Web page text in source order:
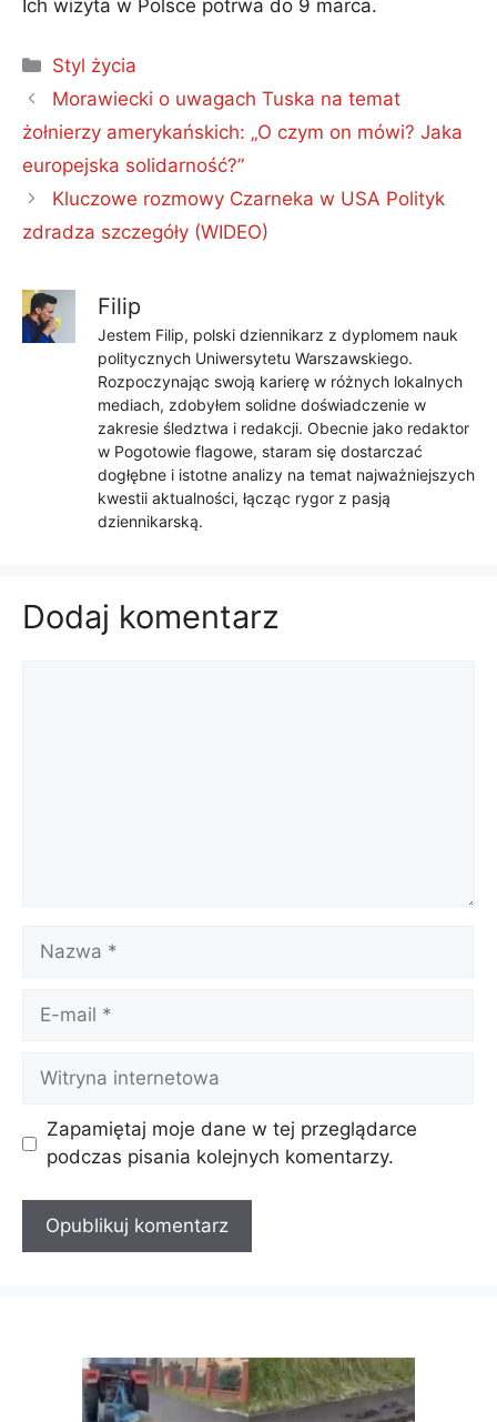
Ich wizyta w Polsce potrwa do 9 marca.
Kategorie
Styl życia
Morawiecki o uwagach Tuska na temat
żołnierzy amerykańskich: „O czym on mówi? Jaka
europejska solidarność?”
Kluczowe rozmowy Czarneka w USA Polityk
zdradza szczegóły (WIDEO)
Filip
Jestem Filip, polski dziennikarz z dyplomem nauk
politycznych Uniwersytetu Warszawskiego.
Rozpoczynając swoją karierę w różnych lokalnych
mediach, zdobyłem solidne doświadczenie w
zakresie śledztwa i redakcji. Obecnie jako redaktor
w Pogotowie flagowe, staram się dostarczać
dogłębne i istotne analizy na temat najważniejszych
kwestii aktualności, łącząc rygor z pasją
dziennikarską.
Dodaj komentarz
Nazwa
Witryna
internetowa
Zapamiętaj moje dane w tej przeglądarce
podczas pisania kolejnych komentarzy.